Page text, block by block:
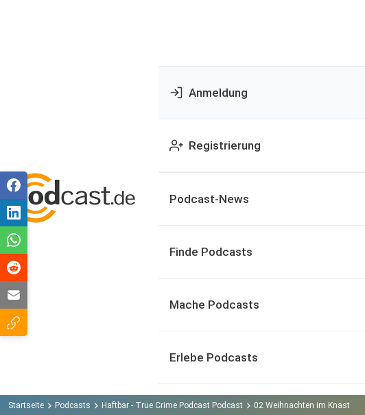
Anmeldung
Registrierung
Podcast-News
Finde Podcasts
Mache Podcasts
Erlebe Podcasts
Startseite Podcasts Haftbar - True Crime Podcast Podcast 02 Weihnachten im Knast